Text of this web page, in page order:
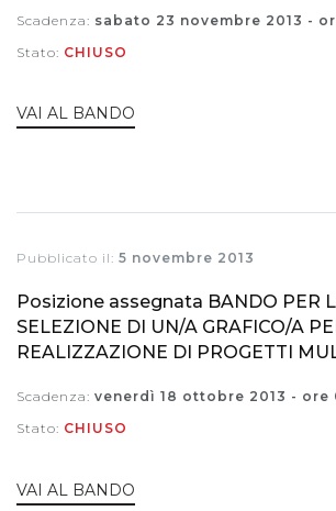
Scadenza: sabato 23 novembre 2013 -
Stato: CHIUSO
VAI AL BANDO
Pubblicato il: 5 novembre 2013
Posizione assegnata BANDO PER
SELEZIONE DI UN/A GRAFICO/A
REALIZZAZIONE DI PROGETTI
Scadenza: venerdì 18 ottobre 2013 - ore
Stato: CHIUSO
VAI AL BANDO